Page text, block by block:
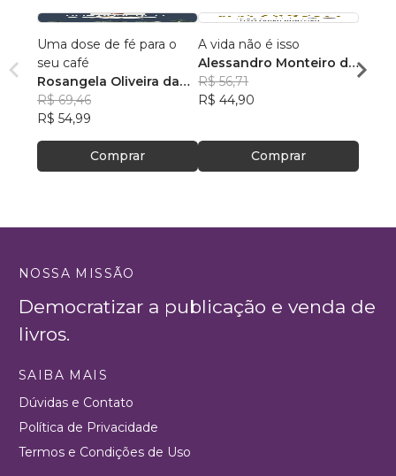
Uma dose de fé para o
seu café
Rosangela Oliveira da
Silva
R$ 69,46
R$ 54,99
Comprar
A vida não é isso
Alessandro Monteiro de
Menezes
R$ 56,71
R$ 44,90
Comprar
R$
NOSSA MISSÃO
Democratizar a publicação e venda de
livros.
SAIBA MAIS
Dúvidas e Contato
Política de Privacidade
Termos e Condições de Uso